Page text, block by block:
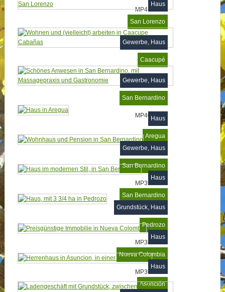
MP416777
Haus
San Lorenzo
MP415706
Gewerbe, Haus
Caacupé
Gewerbe, Haus
San Bernardino
MP401850
Haus
Aregua
Gewerbe, Haus
San Bernardino
MP393045
Haus
San Bernardino
Grundstück, Haus
Pedrozo
MP380049
Haus
Nueva Colombia
MP368144
Haus
Asunción